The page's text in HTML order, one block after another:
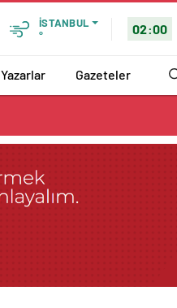
İSTANBUL
°
02:00
Yazarlar Gazeteler